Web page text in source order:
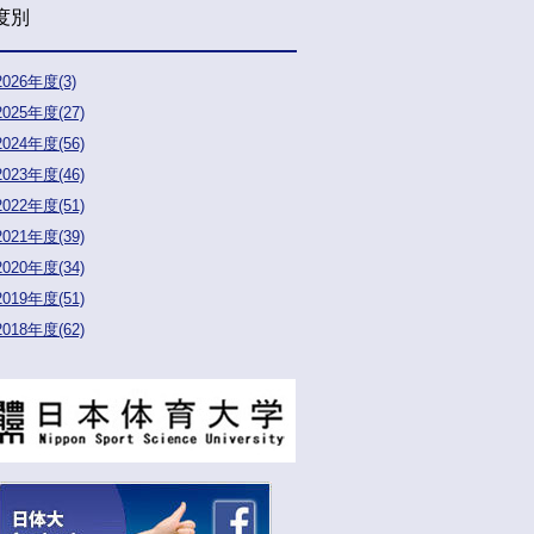
別
年度(3)
年度(27)
年度(56)
年度(46)
年度(51)
年度(39)
年度(34)
年度(51)
年度(62)